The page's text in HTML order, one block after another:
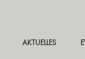
AKTUELLES